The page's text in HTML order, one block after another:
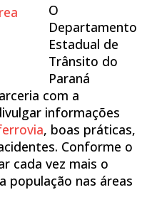
O
Departamento
Estadual de
Trânsito do
Paraná
com a
informações
, boas práticas,
Conforme o
cada vez mais o
população nas áreas